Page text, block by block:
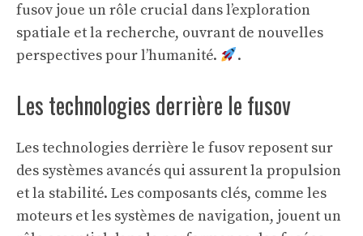
fusov joue un rôle crucial dans l’exploration
spatiale et la recherche, ouvrant de nouvelles
perspectives pour l’humanité.
.
Les technologies derrière le fusov
Les technologies derrière le fusov reposent sur
des systèmes avancés qui assurent la propulsion
et la stabilité. Les composants clés, comme les
moteurs et les systèmes de navigation, jouent un